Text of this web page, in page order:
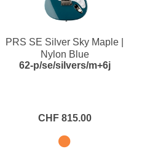
Blechblasinstrumente Premium
PRS SE Silver Sky Maple |
Nylon Blue
62-p/se/silvers/m+6j
CHF 815.00